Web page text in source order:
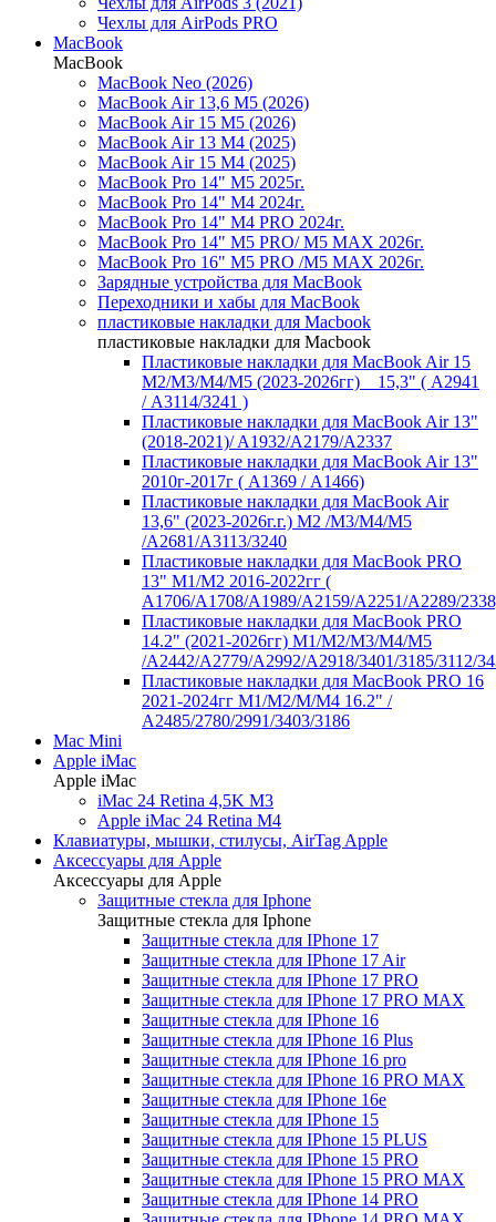
Чехлы для AirPods PRO
MacBook
MacBook
MacBook Neo (2026)
MacBook Air 13,6 M5 (2026)
MacBook Air 15 M5 (2026)
MacBook Air 13 M4 (2025)
MacBook Air 15 M4 (2025)
MacBook Pro 14" M5 2025г.
MacBook Pro 14" M4 2024г.
MacBook Pro 14" M4 PRO 2024г.
MacBook Pro 14" M5 PRO/ M5 MAX 2026г.
MacBook Pro 16" M5 PRO /M5 MAX 2026г.
Зарядные устройства для MacBook
Переходники и хабы для MacBook
пластиковые накладки для Macbook
пластиковые накладки для Macbook
Пластиковые накладки для MacBook Air 15
M2/M3/M4/M5 (2023-2026гг) _ 15,3" ( А2941
/ А3114/3241 )
Пластиковые накладки для MacBook Air 13"
(2018-2021)/ A1932/A2179/A2337
Пластиковые накладки для MacBook Air 13"
2010г-2017г ( А1369 / А1466)
Пластиковые накладки для MacBook Air
13,6" (2023-2026г.г.) M2 /M3/M4/M5
/A2681/A3113/3240
Пластиковые накладки для MacBook PRO
13" M1/M2 2016-2022гг (
А1706/A1708/A1989/A2159/A2251/A2289/
Пластиковые накладки для MacBook PRO
14.2" (2021-2026гг) M1/M2/M3/M4/M5
/A2442/A2779/A2992/A2918/3401/3185/3112/
Пластиковые накладки для MacBook PRO 16
2021-2024гг M1/M2/M/M4 16.2" /
А2485/2780/2991/3403/3186
Mac Mini
Apple iMac
Apple iMac
iMac 24 Retina 4,5K M3
Apple iMac 24 Retina M4
Клавиатуры, мышки, стилусы, AirTag Apple
Аксессуары для Apple
Аксессуары для Apple
Защитные стекла для Iphone
Защитные стекла для Iphone
Защитные стекла для IPhone 17
Защитные стекла для IPhone 17 Air
Защитные стекла для IPhone 17 PRO
Защитные стекла для IPhone 17 PRO MAX
Защитные стекла для IPhone 16
Защитные стекла для IPhone 16 Plus
Защитные стекла для IPhone 16 pro
Защитные стекла для IPhone 16 PRO MAX
Защитные стекла для IPhone 16e
Защитные стекла для IPhone 15
Защитные стекла для IPhone 15 PLUS
Защитные стекла для IPhone 15 PRO
Защитные стекла для IPhone 15 PRO MAX
Защитные стекла для IPhone 14 PRO